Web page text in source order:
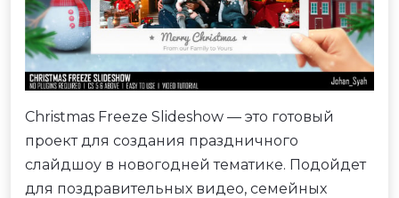
Christmas Freeze Slideshow — это готовый
проект для создания праздничного
слайдшоу в новогодней тематике. Подойдет
для поздравительных видео, семейных